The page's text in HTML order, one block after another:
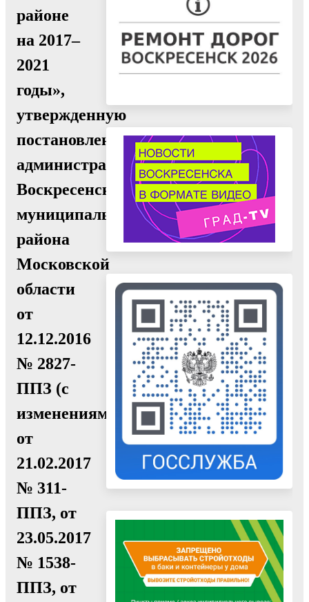
районе
на 2017–
2021
годы»,
утвержденную
постановлением
администрации
Воскресенского
муниципального
района
Московской
области
от
12.12.2016
№ 2827-
ППЗ (с
изменениями
от
21.02.2017
№ 311-
ППЗ, от
23.05.2017
№ 1538-
ППЗ, от